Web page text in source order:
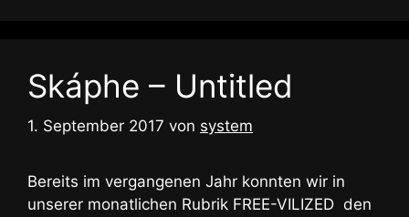
Skáphe – Untitled
1. September 2017 von system
Bereits im vergangenen Jahr konnten wir in
unserer monatlichen Rubrik FREE-VILIZED den